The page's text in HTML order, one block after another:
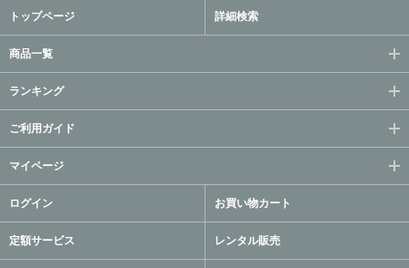
トップページ 詳細検索
商品一覧
ランキング
ご利用ガイド
マイページ
ログイン お買い物カート
定額サービス レンタル販売